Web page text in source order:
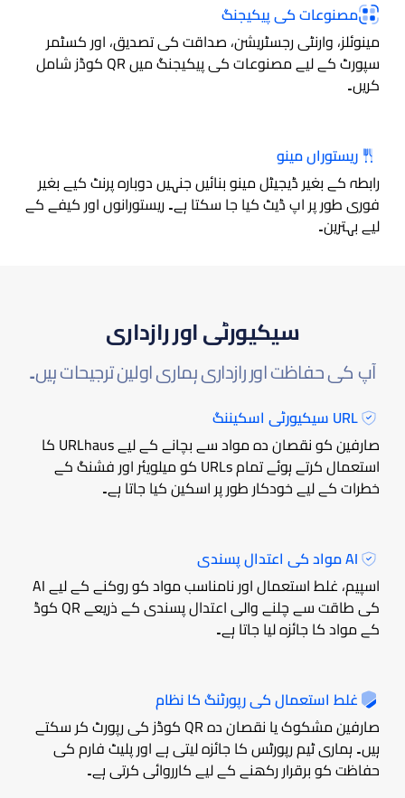
مصنوعات کی پیکیجنگ
مینوئلز، وارنٹی رجسٹریشن، صداقت کی تصدیق، اور کسٹمر
سپورٹ کے لیے مصنوعات کی پیکیجنگ میں QR کوڈز شامل
کریں۔
ریستوراں مینو
رابطہ کے بغیر ڈیجیٹل مینو بنائیں جنہیں دوبارہ پرنٹ کیے بغیر
فوری طور پر اپ ڈیٹ کیا جا سکتا ہے۔ ریستورانوں اور کیفے کے
لیے بہترین۔
سیکیورٹی اور رازداری
آپ کی حفاظت اور رازداری ہماری اولین ترجیحات ہیں۔
URL سیکیورٹی اسکیننگ
صارفین کو نقصان دہ مواد سے بچانے کے لیے URLhaus کا
استعمال کرتے ہوئے تمام URLs کو میلویئر اور فشنگ کے
خطرات کے لیے خودکار طور پر اسکین کیا جاتا ہے۔
AI مواد کی اعتدال پسندی
اسپیم، غلط استعمال اور نامناسب مواد کو روکنے کے لیے AI
کی طاقت سے چلنے والی اعتدال پسندی کے ذریعے QR کوڈ
کے مواد کا جائزہ لیا جاتا ہے۔
غلط استعمال کی رپورٹنگ کا نظام
صارفین مشکوک یا نقصان دہ QR کوڈز کی رپورٹ کر سکتے
ہیں۔ ہماری ٹیم رپورٹس کا جائزہ لیتی ہے اور پلیٹ فارم کی
حفاظت کو برقرار رکھنے کے لیے کارروائی کرتی ہے۔